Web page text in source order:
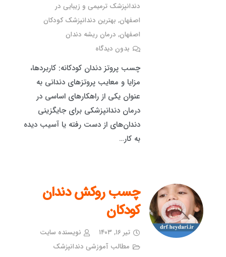
دندانپزشک ترمیمی و زیبایی در
اصفهان, بهترین دندانپزشک کودکان
اصفهان, درمان ریشه دندان
بدون دیدگاه
چسب پروتز دندان کودکانه: کاربردها،
مزایا و معایب پروتزهای دندانی به
عنوان یکی از راهکارهای اساسی در
درمان دندانپزشکی برای جایگزینی
دندان‌های از دست رفته یا آسیب دیده
به کار…
چسب روکش دندان
کودکان
تیر ۱۶, ۱۴۰۳
نویسنده سایت
مطالب آموزشی دندانپزشک